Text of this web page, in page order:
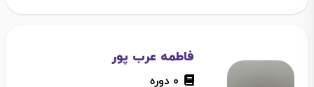
فاطمه عرب پور
0 دوره